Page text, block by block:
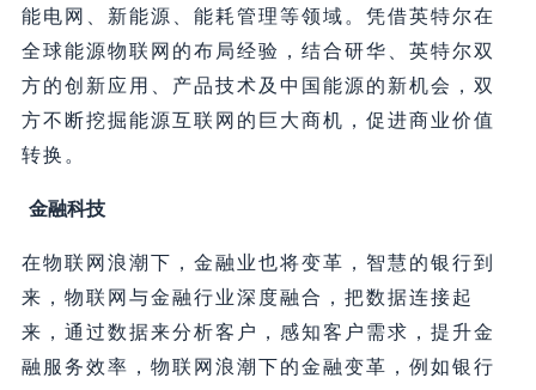
能电网、新能源、能耗管理等领域。凭借英特尔在
全球能源物联网的布局经验，结合研华、英特尔双
方的创新应用、产品技术及中国能源的新机会，双
方不断挖掘能源互联网的巨大商机，促进商业价值
转换。
金融科技
在物联网浪潮下，金融业也将变革，智慧的银行到
来，物联网与金融行业深度融合，把数据连接起
来，通过数据来分析客户，感知客户需求，提升金
融服务效率，物联网浪潮下的金融变革，例如银行